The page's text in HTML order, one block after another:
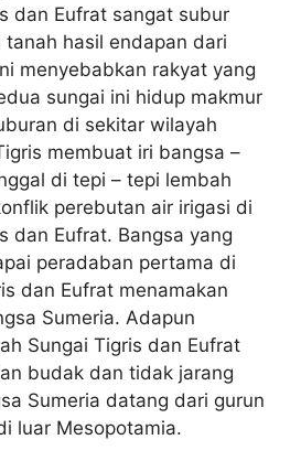
dan Eufrat sangat subur
hasil endapan dari
menyebabkan rakyat yang
sungai ini hidup makmur
di sekitar wilayah
membuat iri bangsa –
di tepi – tepi lembah
perebutan air irigasi di
dan Eufrat. Bangsa yang
peradaban pertama di
dan Eufrat menamakan
Sumeria. Adapun
Sungai Tigris dan Eufrat
budak dan tidak jarang
Sumeria datang dari gurun
luar Mesopotamia.